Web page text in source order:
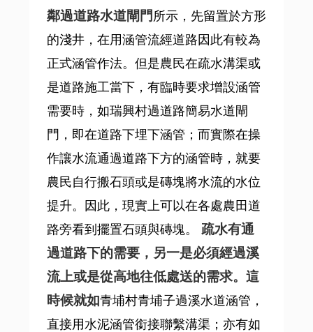
鄰過道路水道閘門 所示，先留置於方形
的淺井，在用涵管流經道路因此有較為
正式涵管作法。但是農民在疏水溝渠或
是道路施工當下，有臨時要求增設涵管
需要時，如瑞興村過道路簡易水道閘
門，即在道路下埋下涵管；而實際在操
作讓水流通過道路下方的涵管時，就要
農民自行搬石頭或是磚塊將水流的水位
提升。因此，現實上可以在各處農田道
路旁看到擺置石頭與磚塊。
疏水有通
過道路下的需要，另一是必須經過溪
流上或是從高地往低處送的需求。這
時候就如青埔村青埔子過溪水道涵管，
直接用水泥涵管銜接聯繫溝渠；亦有如